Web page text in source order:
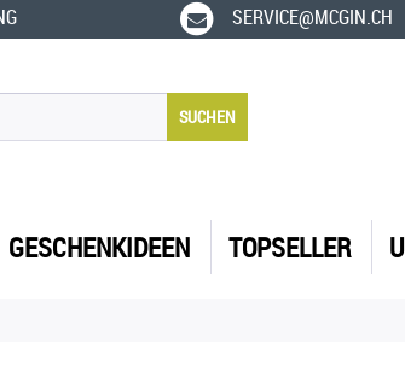
SERVICE@MCGIN.CH
SUCHEN
GESCHENKIDEEN TOPSELLER